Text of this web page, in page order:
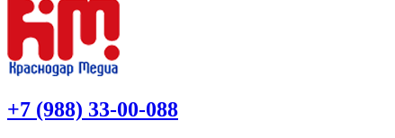
+7 (988) 33-00-088